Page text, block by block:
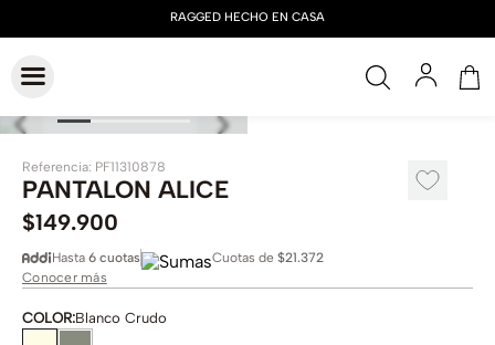
Referencia: PF11310878
PANTALON ALICE
$149.900
Hasta 6 cuotas Cuotas de $21.372
Conocer más
COLOR:Blanco Crudo